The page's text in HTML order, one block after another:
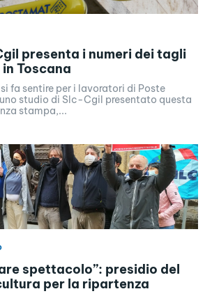
presenta i numeri dei tagli
Toscana
fa sentire per i lavoratori di Poste
studio di Slc-Cgil presentato questa
stampa,...
spettacolo”​: presidio del
per la ripartenza